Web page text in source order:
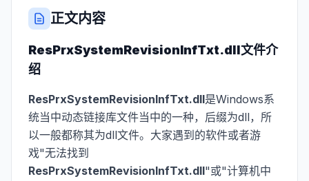
正文内容
ResPrxSystemRevisionInfTxt.dll文件介
绍
ResPrxSystemRevisionInfTxt.dll是Windows系
统当中动态链接库文件当中的一种，后缀为dll，所
以一般都称其为dll文件。大家遇到的软件或者游
戏"无法找到
ResPrxSystemRevisionInfTxt.dll"或"计算机中